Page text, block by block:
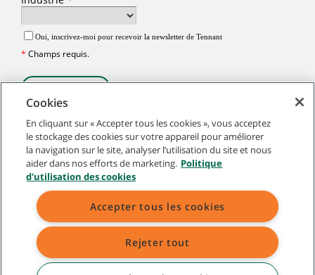
©2026Tennant Company. Tous droits réservés.
Plan du site|Politiques générales|Conditions d’utilisation
Conditions de vente
Les marques de commerce désignées par le symbole « ® » sont des marques
déposées aux États-Unis ou dans d’autres pays. Les marques de commerce
désignées par le symbole TM ne sont pas des marques déposées et
protégées en vertu des lois applicables.
Cookies
En cliquant sur « Accepter tous les cookies », vous acceptez
le stockage des cookies sur votre appareil pour améliorer
la navigation sur le site, analyser l’utilisation du site et nous
aider dans nos efforts de marketing. Politique
d'utilisation des cookies
Accepter tous les cookies
Rejeter tout